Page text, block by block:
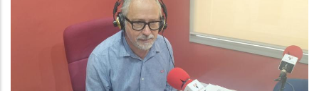
NOVA EDICIÓ DEL BAIX PENEDÈS AL
DIA!
Altres